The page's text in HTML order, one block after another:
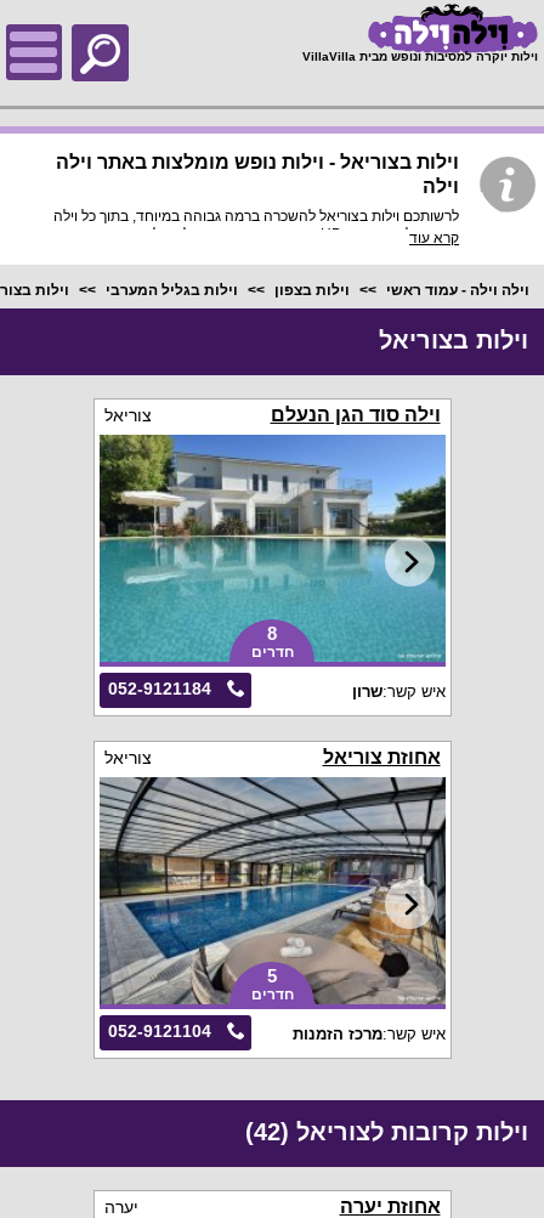
וילות יוקרה למסיבות ונופש מבית VillaVilla
וילות בצוריאל - וילות נופש מומלצות באתר וילה
וילה
לרשותכם וילות בצוריאל להשכרה ברמה גבוהה במיוחד, בתוך כל וילה
פירוט מלא, תמונות HD והכי חשוב התאמה מלאה לסמארטפונים
קרא עוד
וילה וילה - עמוד ראשי וילות בצפון וילות בגליל המערבי וילות
וילות בצוריאל
וילה סוד הגן הנעלם צוריאל
8
חדרים
052-9121184 איש קשר:שרון
אחוזת צוריאל צוריאל
5
חדרים
052-9121104 איש קשר:מרכז הזמנות
וילות קרובות לצוריאל (42)
אחוזת יערה יערה